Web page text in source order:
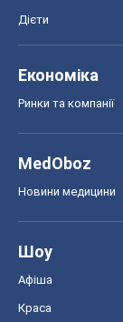
Дієти
Економіка
Ринки та компанії
MedOboz
Новини медицини
Шоу
Афіша
Краса